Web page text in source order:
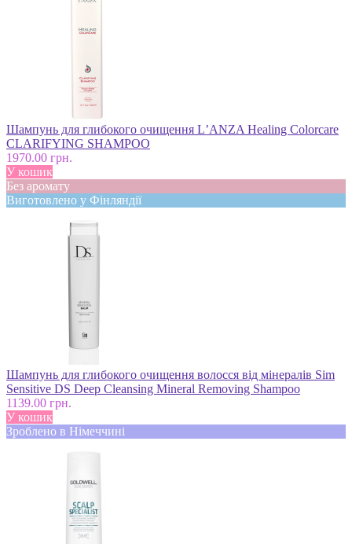
Шампунь для глибокого очищення LʼANZA Healing Colorcare
CLARIFYING SHAMPOO
1970.00 грн.
У кошик
Без аромату
Виготовлено у Фінляндії
Шампунь для глибокого очищення волосся від мінералів Sim
Sensitive DS Deep Cleansing Mineral Removing Shampoo
1139.00 грн.
У кошик
Зроблено в Німеччині